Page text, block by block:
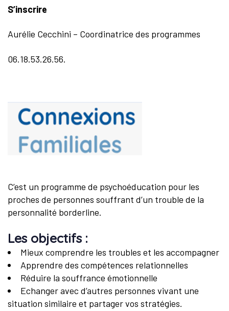
S’inscrire
Aurélie Cecchini – Coordinatrice des programmes
06.18.53.26.56.
C’est un programme de psychoéducation pour les
proches de personnes souffrant d’un trouble de la
personnalité borderline.
Les objectifs :
Mieux comprendre les troubles et les accompagner
Apprendre des compétences relationnelles
Réduire la souffrance émotionnelle
Echanger avec d’autres personnes vivant une
situation similaire et partager vos stratégies.